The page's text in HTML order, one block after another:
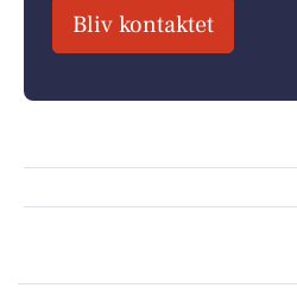
Bliv kontaktet